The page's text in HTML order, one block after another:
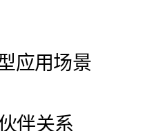
应用场景
伴关系